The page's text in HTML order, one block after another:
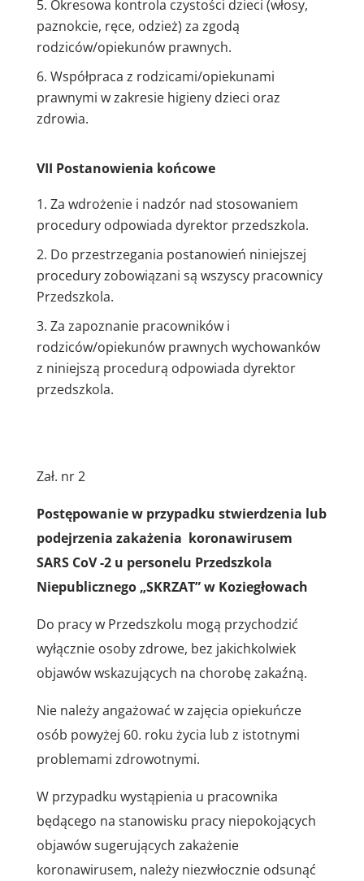
Okresowa kontrola czystości dzieci (włosy,
paznokcie, ręce, odzież) za zgodą
rodziców/opiekunów prawnych.
Współpraca z rodzicami/opiekunami
prawnymi w zakresie higieny dzieci oraz
zdrowia.
VII Postanowienia końcowe
Za wdrożenie i nadzór nad stosowaniem
procedury odpowiada dyrektor przedszkola.
Do przestrzegania postanowień niniejszej
procedury zobowiązani są wszyscy pracownicy
Przedszkola.
Za zapoznanie pracowników i
rodziców/opiekunów prawnych wychowanków
z niniejszą procedurą odpowiada dyrektor
przedszkola.
Zał. nr 2
Postępowanie w przypadku stwierdzenia lub
podejrzenia zakażenia koronawirusem
SARS CoV -2 u personelu Przedszkola
Niepublicznego „SKRZAT” w Koziegłowach
Do pracy w Przedszkolu mogą przychodzić
wyłącznie osoby zdrowe, bez jakichkolwiek
objawów wskazujących na chorobę zakaźną.
Nie należy angażować w zajęcia opiekuńcze
osób powyżej 60. roku życia lub z istotnymi
problemami zdrowotnymi.
W przypadku wystąpienia u pracownika
będącego na stanowisku pracy niepokojących
objawów sugerujących zakażenie
koronawirusem, należy niezwłocznie odsunąć